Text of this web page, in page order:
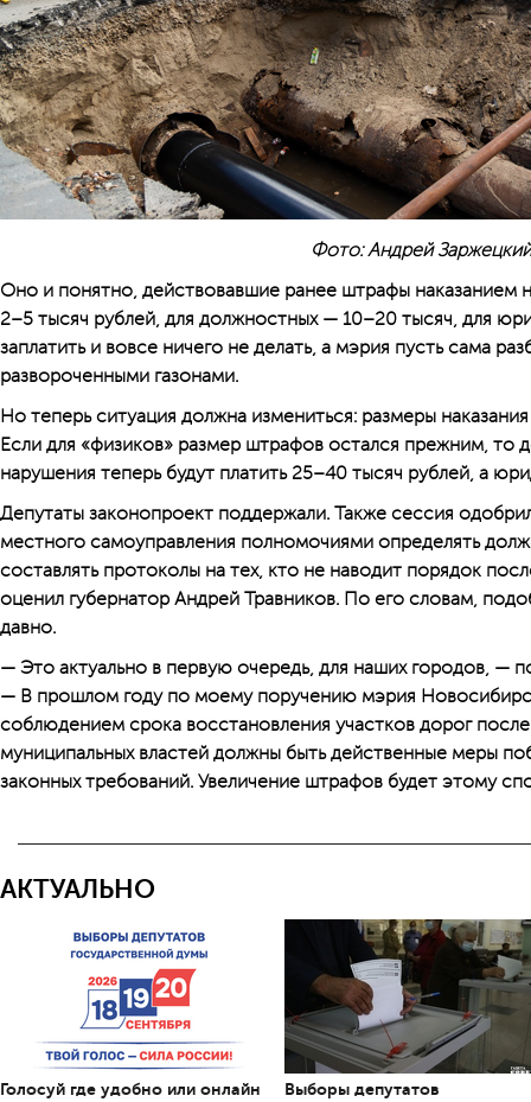
Фото: Андрей Заржецкий
Оно и понятно, действовавшие ранее штрафы наказанием
2–5 тысяч рублей, для должностных — 10–20 тысяч, для
заплатить и вовсе ничего не делать, а мэрия пусть сама
развороченными газонами.
Но теперь ситуация должна измениться: размеры
Если для «физиков» размер штрафов остался прежним, то
нарушения теперь будут платить 25–40 тысяч рублей, а
Депутаты законопроект поддержали. Также сессия
местного самоуправления полномочиями определять
составлять протоколы на тех, кто не наводит порядок
оценил губернатор Андрей Травников. По его словам,
давно.
— Это актуально в первую очередь, для наших городов, —
— В прошлом году по моему поручению мэрия
соблюдением срока восстановления участков дорог
муниципальных властей должны быть действенные меры
законных требований. Увеличение штрафов будет этому
АКТУАЛЬНО
Голосуй где удобно или онлайн
Выборы депутатов